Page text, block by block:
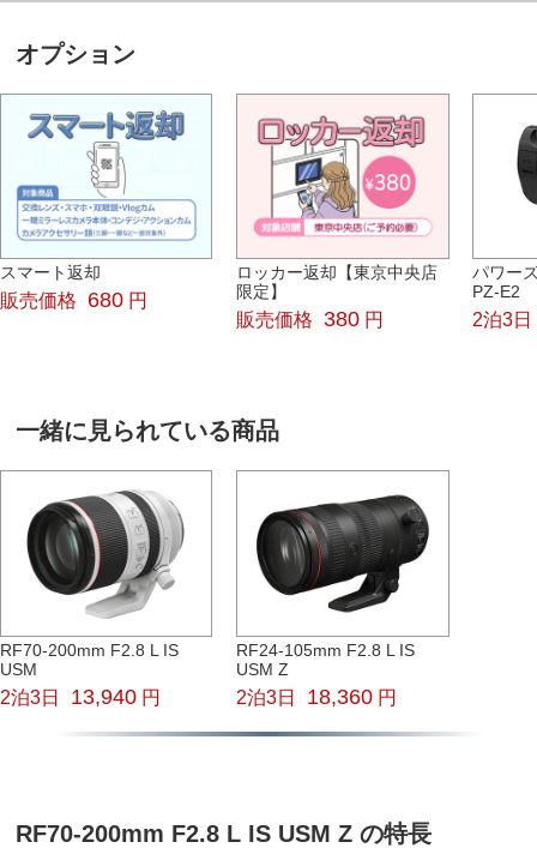
オプション
スマート返却
販売価格 680 円
ロッカー返却【東京中央店
限定】
販売価格 380 円
パワー
PZ-E2
2泊3日
一緒に見られている商品
RF70-200mm F2.8 L IS
USM
2泊3日 13,940 円
RF24-105mm F2.8 L IS
USM Z
2泊3日 18,360 円
RF70-200mm F2.8 L IS USM Z の特長